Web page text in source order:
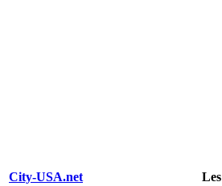
City-USA.net